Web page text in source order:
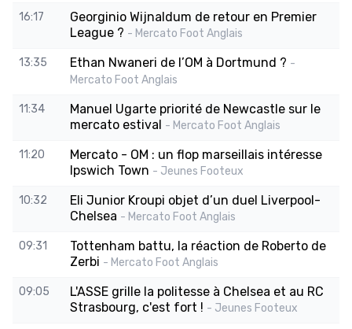
16:17
Georginio Wijnaldum de retour en Premier
League ? - Mercato Foot Anglais
13:35 Ethan Nwaneri de l’OM à Dortmund ? -
Mercato Foot Anglais
11:34
Manuel Ugarte priorité de Newcastle sur le
mercato estival - Mercato Foot Anglais
11:20
Mercato - OM : un flop marseillais intéresse
Ipswich Town - Jeunes Footeux
10:32
Eli Junior Kroupi objet d’un duel Liverpool-
Chelsea - Mercato Foot Anglais
09:31
Tottenham battu, la réaction de Roberto de
Zerbi - Mercato Foot Anglais
09:05
L'ASSE grille la politesse à Chelsea et au RC
Strasbourg, c'est fort ! - Jeunes Footeux